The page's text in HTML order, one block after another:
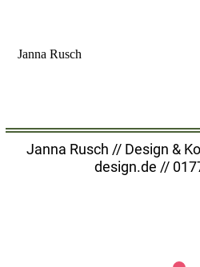
Janna Rusch
Janna Rusch // Design &
design.de //